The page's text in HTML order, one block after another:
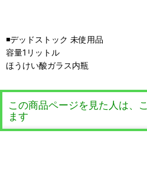
◾️デッドストック 未使用品
容量1リットル
ほうけい酸ガラス内瓶
この商品ページを見た人は、
ます